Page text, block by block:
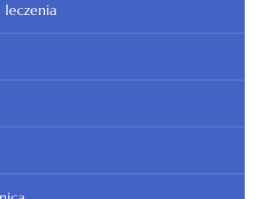
leczenia